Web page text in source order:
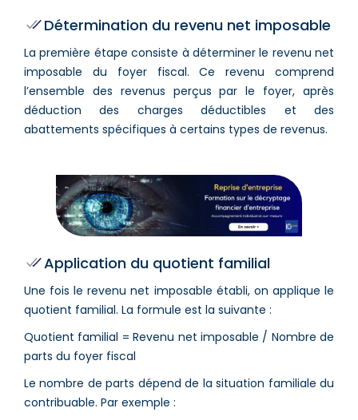
Détermination du revenu net imposable
La première étape consiste à déterminer le revenu net
imposable du foyer fiscal. Ce revenu comprend
l’ensemble des revenus perçus par le foyer, après
déduction des charges déductibles et des
abattements spécifiques à certains types de revenus.
Application du quotient familial
Une fois le revenu net imposable établi, on applique le
quotient familial. La formule est la suivante :
Quotient familial = Revenu net imposable / Nombre de
parts du foyer fiscal
Le nombre de parts dépend de la situation familiale du
contribuable. Par exemple :